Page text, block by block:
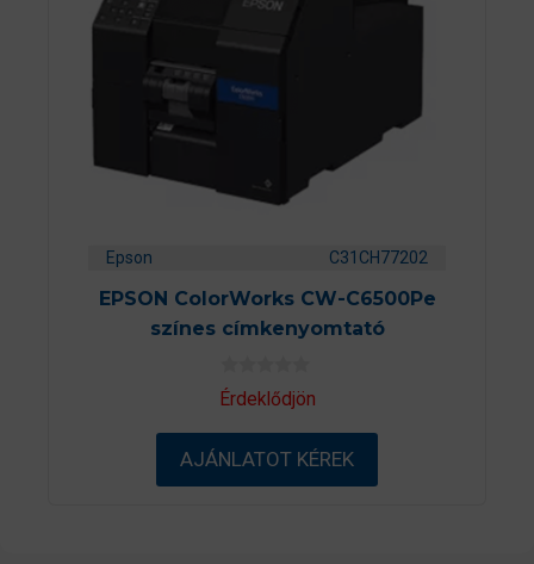
Epson C31CH77202
EPSON ColorWorks CW-C6500Pe
színes címkenyomtató
0
a
-
ő
Érdeklődjön
AJÁNLATOT KÉREK